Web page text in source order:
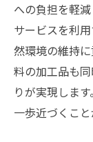
への負担を軽
サービスを利
然環境の維持
料の加工品も
りが実現しま
一歩近づくこと